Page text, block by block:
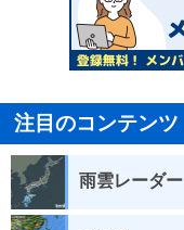
注目のコンテンツ
雨雲レーダー